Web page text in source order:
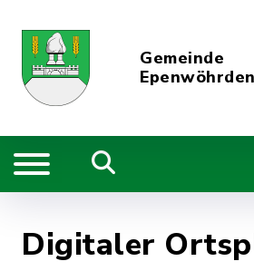
Gemeinde
Epenwöhrden
Digitaler